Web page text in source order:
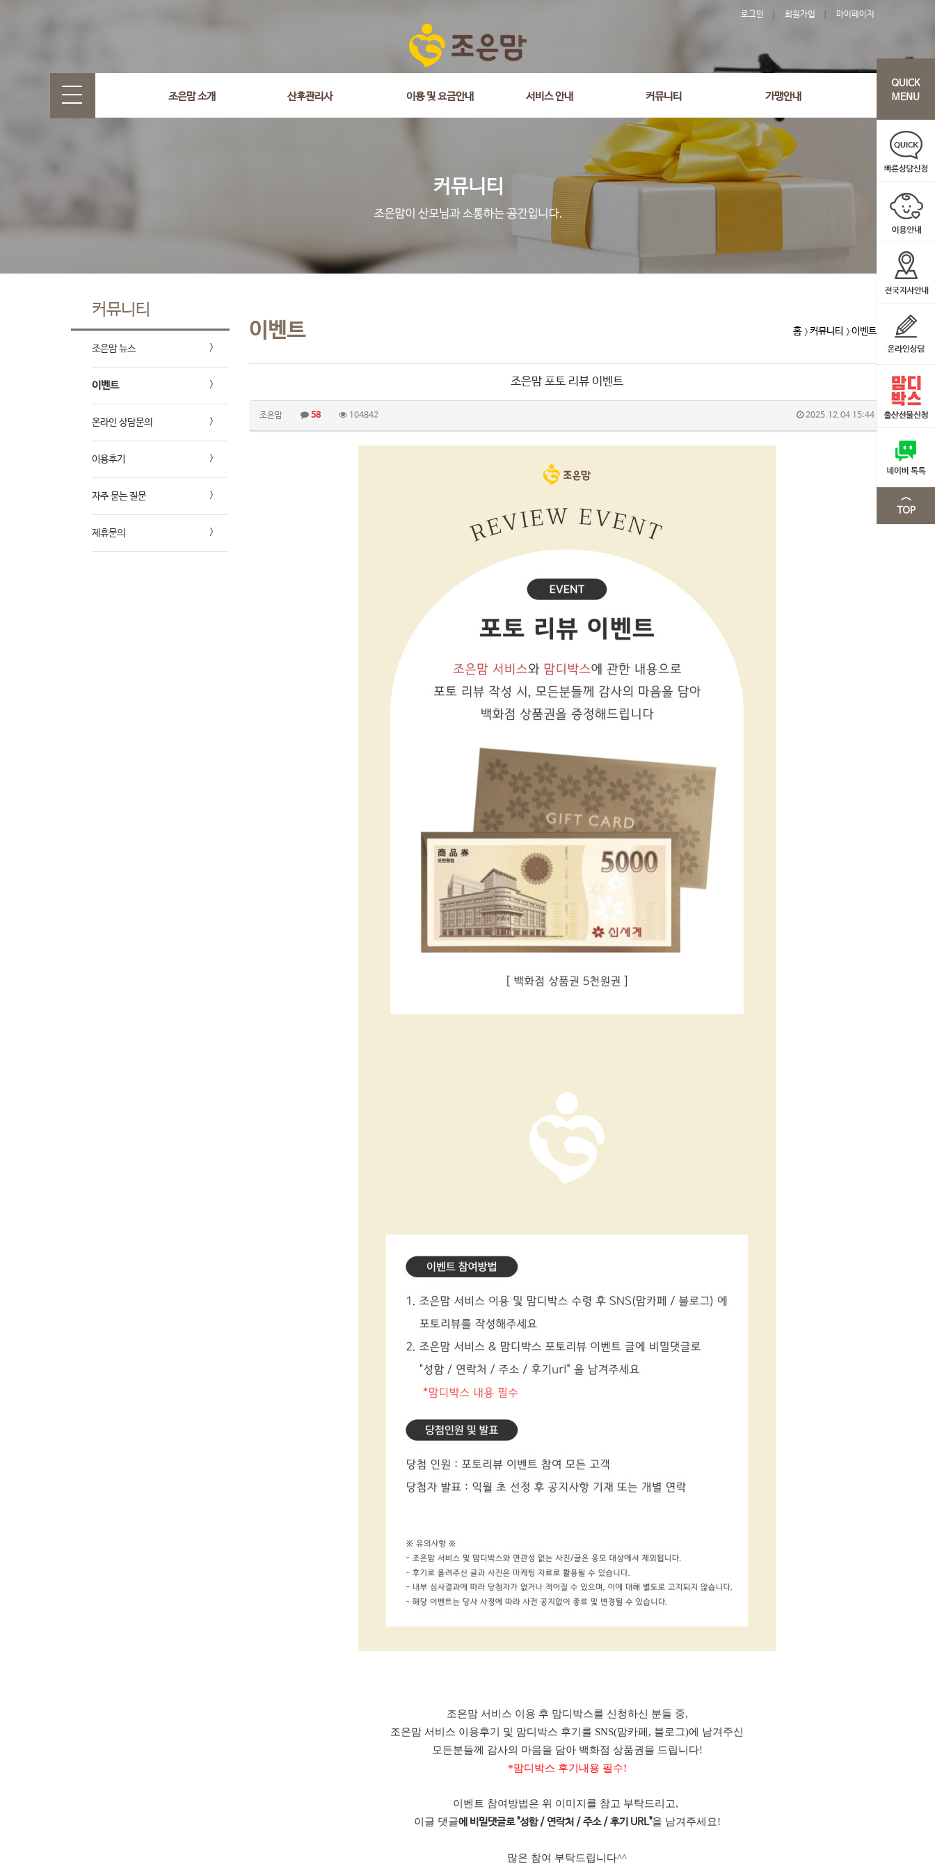
로그인 회원가입 마이페이지
조은맘 소개 산후관리사 이용 및 요금안내 서비스 안내 커뮤니티 가맹안내
커뮤니티
조은맘 뉴스
이벤트
온라인 상담문의
이용후기
자주 묻는 질문
제휴문의
이벤트 홈 커뮤니티 이벤트
조은맘 포토 리뷰 이벤트
조은맘 58 104842 2025.12.04 15:44
조은맘 서비스 이용 후 맘디박스를 신청하신 분들 중,
조은맘 서비스 이용후기 및 맘디박스 후기를 SNS(맘카페, 블로그)에 남겨주신
모든분들께 감사의 마음을 담아 백화점 상품권을 드립니다!
*맘디박스 후기내용 필수!
이벤트 참여방법은 위 이미지를 참고 부탁드리고,
이글 댓글에 비밀댓글로 "성함 / 연락처 / 주소 / 후기 URL"을 남겨주세요!
많은 참여 부탁드립니다^^